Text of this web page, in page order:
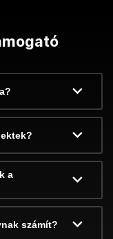
a
számít?